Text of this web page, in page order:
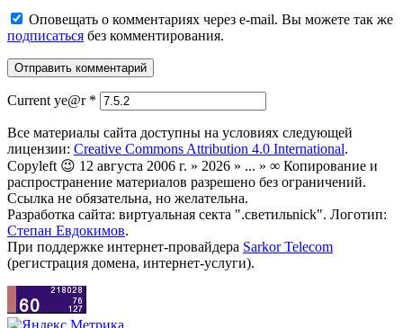
Оповещать о комментариях через e-mail. Вы можете так же
подписаться без комментирования.
Current ye@r *
Все материалы сайта доступны на условиях следующей
лицензии: Creative Commons Attribution 4.0 International.
Copyleft 😉 12 августа 2006 г. » 2026 » ... » ∞ Копирование и
распространение материалов разрешено без ограничений.
Ссылка не обязательна, но желательна.
Разработка сайта: виртуальная секта ".светильnick". Логотип:
Степан Евдокимов.
При поддержке интернет-провайдера Sarkor Telecom
(регистрация домена, интернет-услуги).